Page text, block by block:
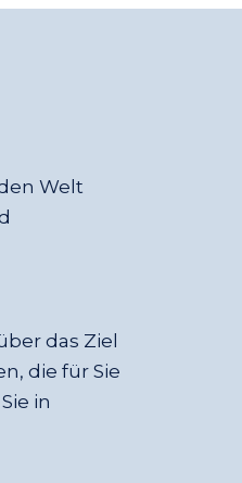
Welt
das Ziel
die für Sie
in